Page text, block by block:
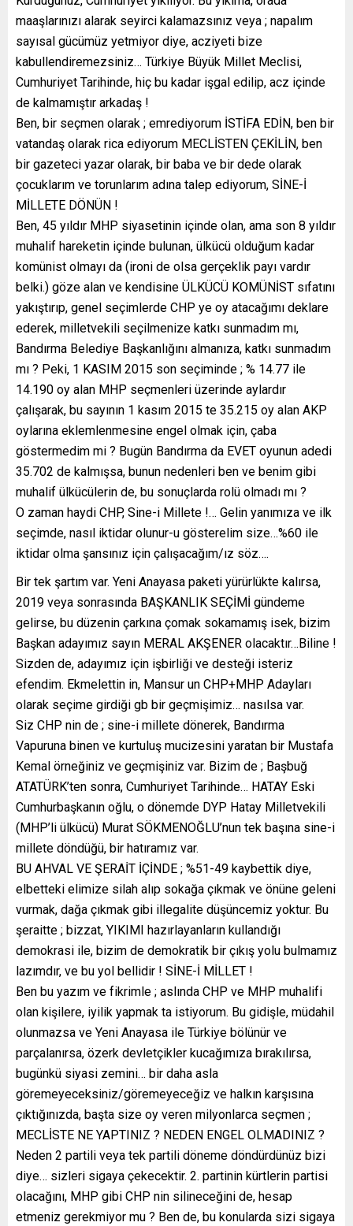
maaşlarınızı alarak seyirci kalamazsınız veya ; napalım
sayısal gücümüz yetmiyor diye, acziyeti bize
kabullendiremezsiniz… Türkiye Büyük Millet Meclisi,
Cumhuriyet Tarihinde, hiç bu kadar işgal edilip, acz içinde
de kalmamıştır arkadaş !
Ben, bir seçmen olarak ; emrediyorum İSTİFA EDİN, ben bir
vatandaş olarak rica ediyorum MECLİSTEN ÇEKİLİN, ben
bir gazeteci yazar olarak, bir baba ve bir dede olarak
çocuklarım ve torunlarım adına talep ediyorum, SİNE-İ
MİLLETE DÖNÜN !
Ben, 45 yıldır MHP siyasetinin içinde olan, ama son 8 yıldır
muhalif hareketin içinde bulunan, ülkücü olduğum kadar
komünist olmayı da (ironi de olsa gerçeklik payı vardır
belki.) göze alan ve kendisine ÜLKÜCÜ KOMÜNİST sıfatını
yakıştırıp, genel seçimlerde CHP ye oy atacağımı deklare
ederek, milletvekili seçilmenize katkı sunmadım mı,
Bandırma Belediye Başkanlığını almanıza, katkı sunmadım
mı ? Peki, 1 KASIM 2015 son seçiminde ; % 14.77 ile
14.190 oy alan MHP seçmenleri üzerinde aylardır
çalışarak, bu sayının 1 kasım 2015 te 35.215 oy alan AKP
oylarına eklemlenmesine engel olmak için, çaba
göstermedim mi ? Bugün Bandırma da EVET oyunun adedi
35.702 de kalmışsa, bunun nedenleri ben ve benim gibi
muhalif ülkücülerin de, bu sonuçlarda rolü olmadı mı ?
O zaman haydi CHP, Sine-i Millete !… Gelin yanımıza ve ilk
seçimde, nasıl iktidar olunur-u gösterelim size…%60 ile
iktidar olma şansınız için çalışacağım/ız söz….
Bir tek şartım var. Yeni Anayasa paketi yürürlükte kalırsa,
2019 veya sonrasında BAŞKANLIK SEÇİMİ gündeme
gelirse, bu düzenin çarkına çomak sokamamış isek, bizim
Başkan adayımız sayın MERAL AKŞENER olacaktır…Biline !
Sizden de, adayımız için işbirliği ve desteği isteriz
efendim. Ekmelettin in, Mansur un CHP+MHP Adayları
olarak seçime girdiği gb bir geçmişimiz… nasılsa var.
Siz CHP nin de ; sine-i millete dönerek, Bandırma
Vapuruna binen ve kurtuluş mucizesini yaratan bir Mustafa
Kemal örneğiniz ve geçmişiniz var. Bizim de ; Başbuğ
ATATÜRK’ten sonra, Cumhuriyet Tarihinde… HATAY Eski
Cumhurbaşkanın oğlu, o dönemde DYP Hatay Milletvekili
(MHP’li ülkücü) Murat SÖKMENOĞLU’nun tek başına sine-i
millete döndüğü, bir hatıramız var.
BU AHVAL VE ŞERAİT İÇİNDE ; %51-49 kaybettik diye,
elbetteki elimize silah alıp sokağa çıkmak ve önüne geleni
vurmak, dağa çıkmak gibi illegalite düşüncemiz yoktur. Bu
şeraitte ; bizzat, YIKIMI hazırlayanların kullandığı
demokrasi ile, bizim de demokratik bir çıkış yolu bulmamız
lazımdır, ve bu yol bellidir ! SİNE-İ MİLLET !
Ben bu yazım ve fikrimle ; aslında CHP ve MHP muhalifi
olan kişilere, iyilik yapmak ta istiyorum. Bu gidişle, müdahil
olunmazsa ve Yeni Anayasa ile Türkiye bölünür ve
parçalanırsa, özerk devletçikler kucağımıza bırakılırsa,
bugünkü siyasi zemini… bir daha asla
göremeyeceksiniz/göremeyeceğiz ve halkın karşısına
çıktığınızda, başta size oy veren milyonlarca seçmen ;
MECLİSTE NE YAPTINIZ ? NEDEN ENGEL OLMADINIZ ?
Neden 2 partili veya tek partili döneme döndürdünüz bizi
diye… sizleri sigaya çekecektir. 2. partinin kürtlerin partisi
olacağını, MHP gibi CHP nin silineceğini de, hesap
etmeniz gerekmiyor mu ? Ben de, bu konularda sizi sigaya